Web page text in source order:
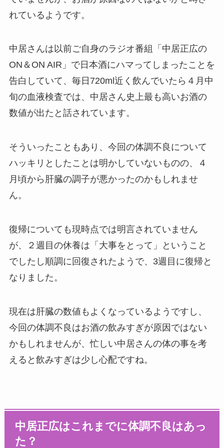
れているようです。
中居さんは以前ご自身のラジオ番組「中居正広の
ON＆ON AIR」で日本酒にハマってしまったことを
告白していて、毎日720ml近く飲んでいたら４月中
旬の血液検査では、中居さん史上最も高いお酒の
数値が出たと話されています。
そういったこともあり、今回の体調不良について
ハッキリとしたことは明かしていないものの、４
月頃から肝臓の調子が悪かったのかもしれませ
ん。
復帰についても現時点では明言されていません
が、２週目の休養は「大事をとって」ということ
でしたし順調に回復されたようで、3週目に復帰と
なりました。
現在は肝臓の数値もよくなっているようですし、
今回の体調不良はお酒の飲みすぎが原因ではない
かもしれませんが、忙しい中居さんの体の事を考
えると飲みすぎは少し心配ですね。
中居正広はこれまでに体調不良はあっ
た？